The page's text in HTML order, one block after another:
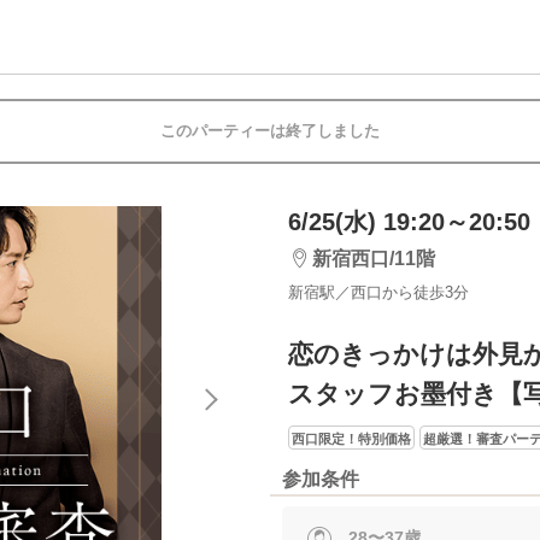
このパーティーは終了しました
6/25(水) 19:20～20:50
新宿西口/11階
新宿駅／西口から徒歩3分
恋のきっかけは外見
スタッフお墨付き【
西口限定！特別価格 超厳選！審査パー
参加条件